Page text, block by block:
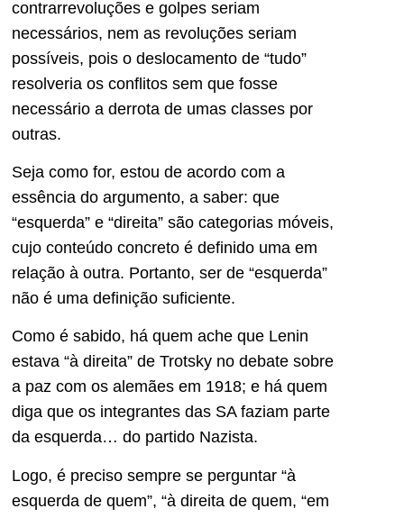
contrarrevoluções e golpes seriam
necessários, nem as revoluções seriam
possíveis, pois o deslocamento de “tudo”
resolveria os conflitos sem que fosse
necessário a derrota de umas classes por
outras.
Seja como for, estou de acordo com a
essência do argumento, a saber: que
“esquerda” e “direita” são categorias móveis,
cujo conteúdo concreto é definido uma em
relação à outra. Portanto, ser de “esquerda”
não é uma definição suficiente.
Como é sabido, há quem ache que Lenin
estava “à direita” de Trotsky no debate sobre
a paz com os alemães em 1918; e há quem
diga que os integrantes das SA faziam parte
da esquerda… do partido Nazista.
Logo, é preciso sempre se perguntar “à
esquerda de quem”, “à direita de quem, “em